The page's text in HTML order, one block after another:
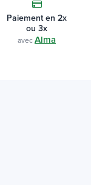
Paiement en 2x
ou 3x
avec Alma